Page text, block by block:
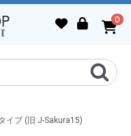
0
イプ (旧:J-Sakura15)